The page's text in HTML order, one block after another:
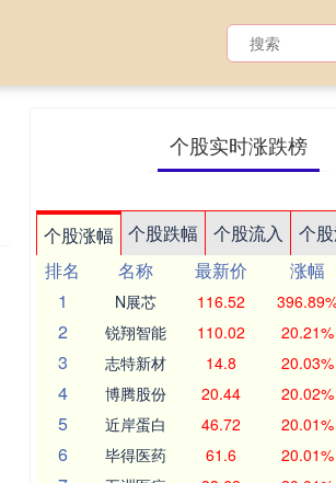
个股实时涨跌榜
个股涨幅 个股跌幅 个股流入 个
排名
名称 最新价 涨幅
1
N展芯 116.52
2 锐翔智能 110.02 20.21%
3 志特新材 14.8 20.03%
4 博腾股份 20.44 20.02%
5 近岸蛋白 46.72 20.01%
6 毕得医药 61.6 20.01%